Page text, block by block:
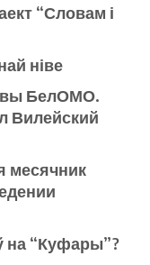
“Словам і
ніве
БелОМО.
Вилейский
месячник
на “Куфары”?